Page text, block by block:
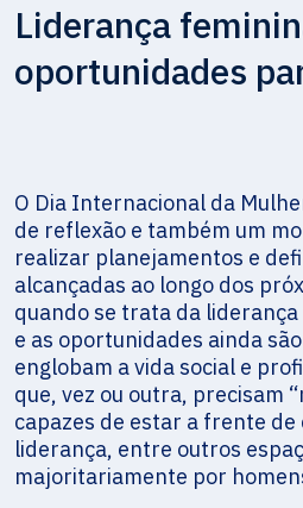
Liderança
oportunidades
O Dia Internacional da
de reflexão e também um
realizar planejamentos e
alcançadas ao longo dos
quando se trata da
e as oportunidades ainda
englobam a vida social e
que, vez ou outra, precisam
capazes de estar a frente
liderança, entre outros
majoritariamente por